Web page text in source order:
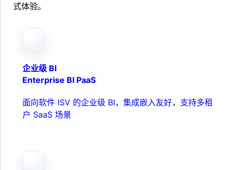
式体验。
企业级 BI
Enterprise BI PaaS
面向软件 ISV 的企业级 BI，集成嵌入友好，支持多租
户 SaaS 场景